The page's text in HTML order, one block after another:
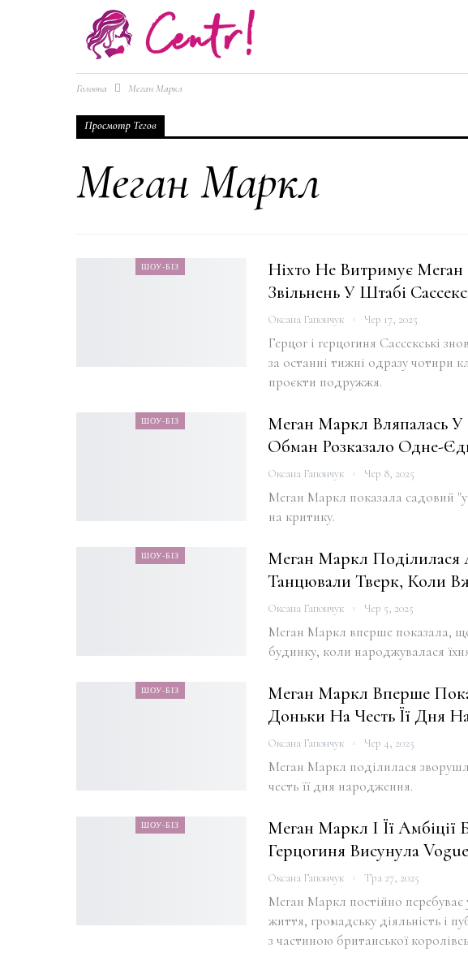
Головна Меган Маркл
Просмотр Тегов
Меган Маркл
ШОУ-БІЗ
Ніхто Не Витримує
Звільнень У Штабі
Оксана Гапончук Чер 17, 2025
Герцог і герцогиня Сассекські
за останні тижні одразу чотири
проєкти подружжя.
ШОУ-БІЗ
Меган Маркл Вляпалась
Обман Розказало Одне-
Оксана Гапончук Чер 8, 2025
Меган Маркл показала садовий
на критику.
ШОУ-БІЗ
Меган Маркл Поділилася
Танцювали Тверк, Коли
Оксана Гапончук Чер 5, 2025
Меган Маркл вперше показала,
будинку, коли народжувалася
ШОУ-БІЗ
Меган Маркл Вперше
Доньки На Честь Її Дня
Оксана Гапончук Чер 4, 2025
Меган Маркл поділилася
честь її дня народження.
ШОУ-БІЗ
Меган Маркл І Її Амбіції
Герцогиня Висунула Vogue
Оксана Гапончук Тра 27, 2025
Меган Маркл постійно перебуває
життя, громадську діяльність і
з частиною британської